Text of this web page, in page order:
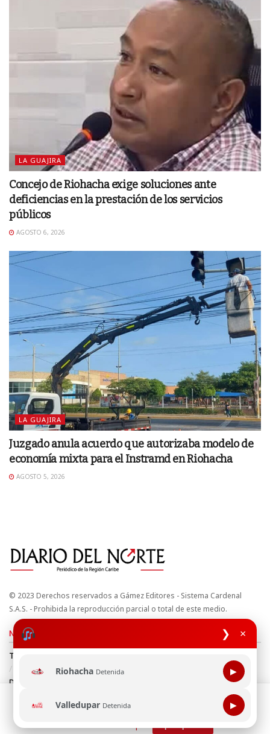
❯ ×
Riohacha Detenida ▶
Valledupar Detenida ▶
LA GUAJIRA
Concejo de Riohacha exige soluciones ante
deficiencias en la prestación de los servicios
públicos
AGOSTO 6, 2026
LA GUAJIRA
Juzgado anula acuerdo que autorizaba modelo de
economía mixta para el Instramd en Riohacha
AGOSTO 5, 2026
© 2023 Derechos reservados a Gámez Editores - Sistema Cardenal
S.A.S. - Prohibida la reproducción parcial o total de este medio.
Nuestros sitios
Términos y Condiciones
Política de uso de cookies
Política de Tratamiento de Datos
Directrices Editoriales
Esta página web usa cookie para mejorar tu experiencia de
navegación, al continuar aceptas nuestra política de uso de